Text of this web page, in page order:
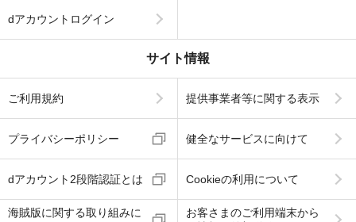
dアカウントログイン
サイト情報
ご利用規約 提供事業者等に関する表示
プライバシーポリシー 健全なサービスに向けて
dアカウント2段階認証とは Cookieの利用について
海賊版に関する取り組みに
お客さまのご利用端末から